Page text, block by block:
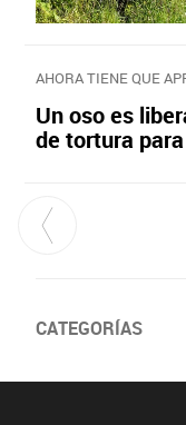
AHORA TIENE QUE
Un oso es
de tortura
CATEGORÍAS